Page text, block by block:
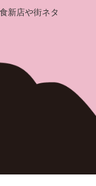
新店や街ネタ